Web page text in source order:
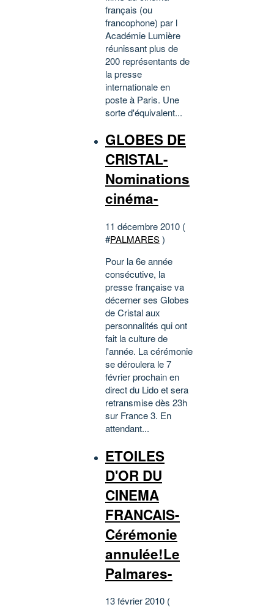
français (ou
francophone) par l
Académie Lumière
réunissant plus de
200 représentants de
la presse
internationale en
poste à Paris. Une
sorte d'équivalent...
GLOBES DE
CRISTAL-
Nominations
cinéma-
11 décembre 2010 (
#PALMARES)
Pour la 6e année
consécutive, la
presse française va
décerner ses Globes
de Cristal aux
personnalités qui ont
fait la culture de
l'année. La cérémonie
se déroulera le 7
février prochain en
direct du Lido et sera
retransmise dès 23h
sur France 3. En
attendant...
ETOILES
D'OR DU
CINEMA
FRANCAIS-
Cérémonie
annulée!Le
Palmares-
13 février 2010 (